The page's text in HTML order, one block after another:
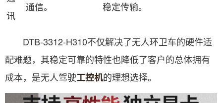
讯
通信。 稳定传输。
DTB-3312-H310不仅解决了无人环卫车的硬件适
配难题，其稳定可靠的特性也降低了客户的总体拥有
成本，是无人驾驶工控机的理想选择。